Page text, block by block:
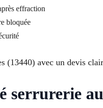
effraction
bloquée
(13440) avec un devis
serrurerie